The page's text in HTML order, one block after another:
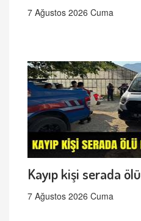
7 Ağustos 2026 Cuma
Kayıp kişi serada
7 Ağustos 2026 Cuma